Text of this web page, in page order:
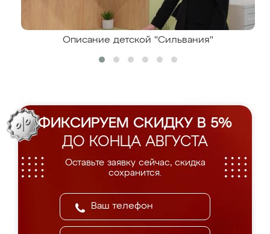
Описание детской "Сильвания"
ФИКСИРУЕМ СКИДКУ В 5%
ДО КОНЦА АВГУСТА
Оставьте заявку сейчас, скидка
сохранится.